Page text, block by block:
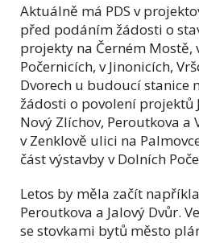
Aktuálně má PDS v
před podáním žádosti o
projekty na Černém Mostě,
Počernicích, v Jinonicích,
Dvorech u budoucí stanice
žádosti o povolení projektů
Nový Zlíchov, Peroutkova a
v Zenklově ulici na
část výstavby v Dolních
Letos by měla začít
Peroutkova a Jalový Dvůr.
se stovkami bytů město